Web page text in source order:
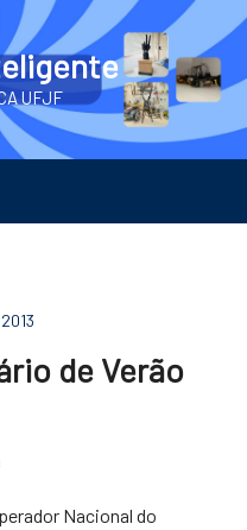
UFJF
de Verão
Nacional do